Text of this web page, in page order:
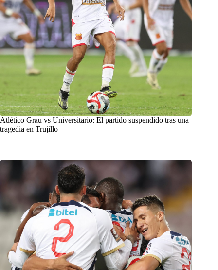
Atlético Grau vs Universitario: El partido suspendido tras una
tragedia en Trujillo